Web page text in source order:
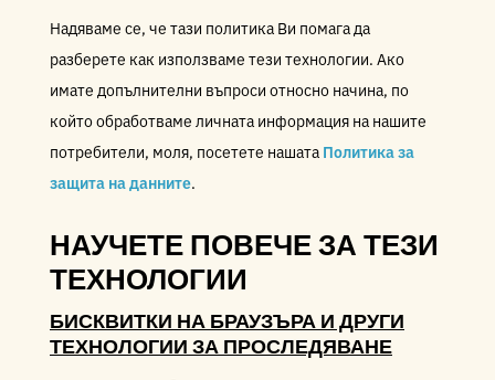
Надяваме се, че тази политика Ви помага да
разберете как използваме тези технологии. Ако
имате допълнителни въпроси относно начина, по
който обработваме личната информация на нашите
потребители, моля, посетете нашата Политика за
защита на данните.
НАУЧЕТЕ ПОВЕЧЕ ЗА ТЕЗИ
ТЕХНОЛОГИИ
БИСКВИТКИ НА БРАУЗЪРА И ДРУГИ
ТЕХНОЛОГИИ ЗА ПРОСЛЕДЯВАНЕ